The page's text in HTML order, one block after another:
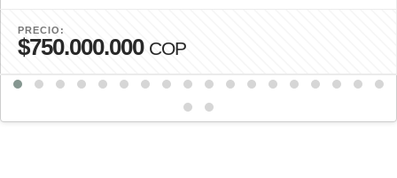
PRECIO:
$750.000.000 COP